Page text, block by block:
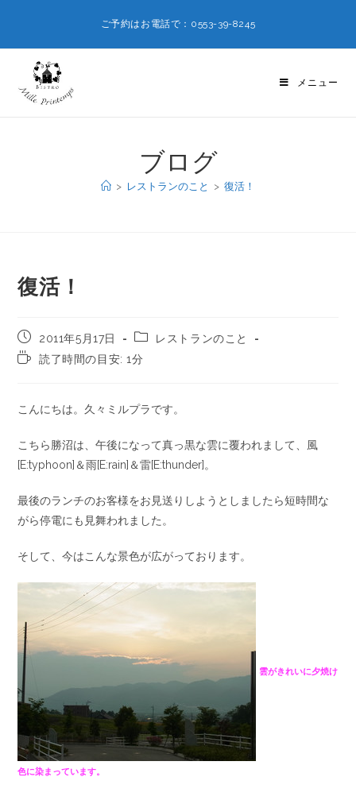
ご予約はお電話で：0553-39-8245
メニュー
ブログ
> レストランのこと > 復活！
復活！
2011年5月17日
レストランのこと
読了時間の目安: 1分
こんにちは。久々ミルプラです。
こちら勝沼は、午後になって真っ黒な雲に覆われまして、風
[E:typhoon]＆雨[E:rain]＆雷[E:thunder]。
最後のランチのお客様をお見送りしようとしましたら短時間な
がら停電にも見舞われました。
そして、今はこんな景色が広がっております。
雲がきれいに夕焼け
色に染まっています。